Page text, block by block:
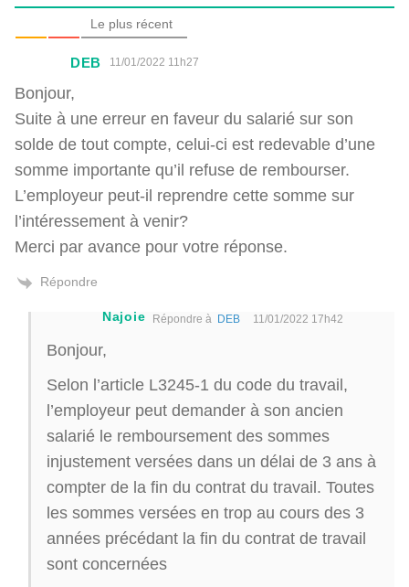
Le plus récent
DEB 11/01/2022 11h27
Bonjour,
Suite à une erreur en faveur du salarié sur son
solde de tout compte, celui-ci est redevable d’une
somme importante qu’il refuse de rembourser.
L’employeur peut-il reprendre cette somme sur
l’intéressement à venir?
Merci par avance pour votre réponse.
Répondre
Najoie Répondre à DEB 11/01/2022 17h42
Bonjour,
Selon l’article L3245-1 du code du travail,
l’employeur peut demander à son ancien
salarié le remboursement des sommes
injustement versées dans un délai de 3 ans à
compter de la fin du contrat du travail. Toutes
les sommes versées en trop au cours des 3
années précédant la fin du contrat de travail
sont concernées